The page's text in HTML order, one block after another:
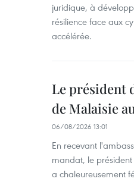
juridique, à
résilience face aux
accélérée.
Le président
de Malaisie
06/08/2026 13:01
En recevant
mandat, le
a chaleureusement